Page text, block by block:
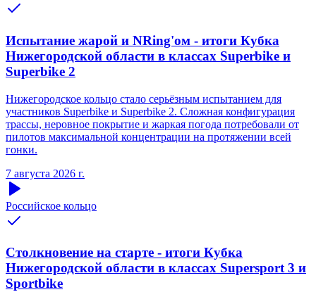
Испытание жарой и NRing'ом - итоги Кубка
Нижегородской области в классах Superbike и
Superbike 2
Нижегородское кольцо стало серьёзным испытанием для
участников Superbike и Superbike 2. Сложная конфигурация
трассы, неровное покрытие и жаркая погода потребовали от
пилотов максимальной концентрации на протяжении всей
гонки.
7 августа 2026 г.
Российское кольцо
Столкновение на старте - итоги Кубка
Нижегородской области в классах Supersport 3 и
Sportbike